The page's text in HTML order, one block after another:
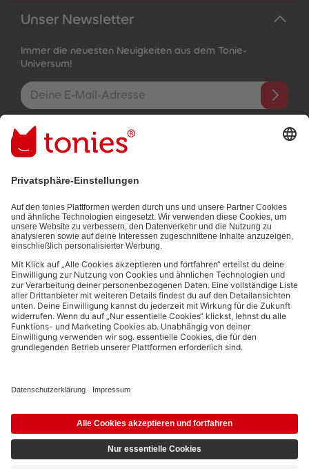
Unser Newsletter
Immer die neuesten Neuigkeiten aus dem Tonie-
Universum!
E-Mail-Addresse
Mit dem Absenden abonnierst du unseren E-Mail-Newsletter, der
auf den von dir bereitgestellten Informationen (z.B. Account-
informationen) und den von dir zu Werbezwecken bereitgestellten
Datenschutzbestimmungen.
Bezahlmethoden:
Links zu sozialen Netzwerken
Die Nutzung der Inhalte für Text- und Data-Mining von (generativen) KI
Zusammenhang ausdrücklich vorbehalten und daher verboten.